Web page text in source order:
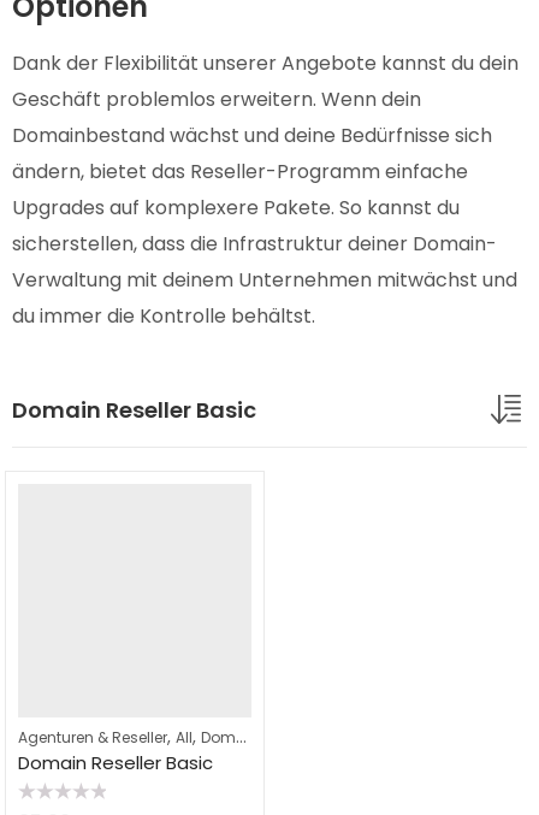
Dank der Flexibilität unserer Angebote kannst du dein
Geschäft problemlos erweitern. Wenn dein
Domainbestand wächst und deine Bedürfnisse sich
ändern, bietet das Reseller-Programm einfache
Upgrades auf komplexere Pakete. So kannst du
sicherstellen, dass die Infrastruktur deiner Domain-
Verwaltung mit deinem Unternehmen mitwächst und
du immer die Kontrolle behältst.
Domain Reseller Basic
Agenturen & Reseller, All, Domain Reseller
Domain Reseller Basic